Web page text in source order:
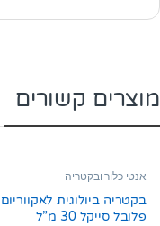
מוצרים קשורים
אנטי כלור ובקטריה
בקטריה ביולוגית לאקווריום
פלובל סייקל 30 מ”ל